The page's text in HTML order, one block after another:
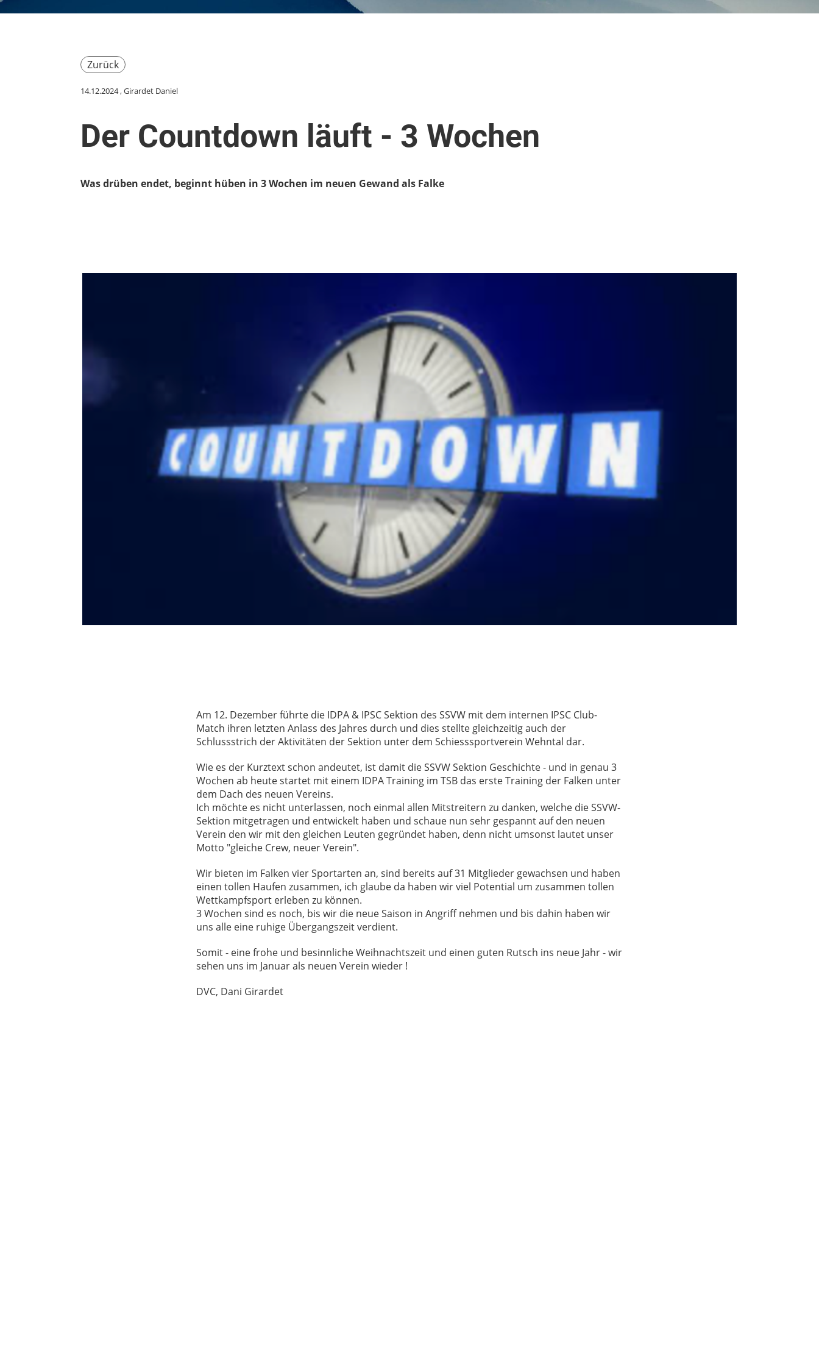
Zurück
14.12.2024, Girardet Daniel
Der Countdown läuft - 3 Wochen
Was drüben endet, beginnt hüben in 3 Wochen im neuen Gewand als Falke
Am 12. Dezember führte die IDPA & IPSC Sektion des SSVW mit dem internen IPSC Club-
Match ihren letzten Anlass des Jahres durch und dies stellte gleichzeitig auch der
Schlussstrich der Aktivitäten der Sektion unter dem Schiesssportverein Wehntal dar.
Wie es der Kurztext schon andeutet, ist damit die SSVW Sektion Geschichte - und in genau 3
Wochen ab heute startet mit einem IDPA Training im TSB das erste Training der Falken unter
dem Dach des neuen Vereins.
Ich möchte es nicht unterlassen, noch einmal allen Mitstreitern zu danken, welche die SSVW-
Sektion mitgetragen und entwickelt haben und schaue nun sehr gespannt auf den neuen
Verein den wir mit den gleichen Leuten gegründet haben, denn nicht umsonst lautet unser
Motto "gleiche Crew, neuer Verein".
Wir bieten im Falken vier Sportarten an, sind bereits auf 31 Mitglieder gewachsen und haben
einen tollen Haufen zusammen, ich glaube da haben wir viel Potential um zusammen tollen
Wettkampfsport erleben zu können.
3 Wochen sind es noch, bis wir die neue Saison in Angriff nehmen und bis dahin haben wir
uns alle eine ruhige Übergangszeit verdient.
Somit - eine frohe und besinnliche Weihnachtszeit und einen guten Rutsch ins neue Jahr - wir
sehen uns im Januar als neuen Verein wieder !
DVC, Dani Girardet